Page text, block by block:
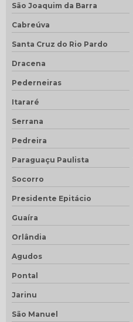
São Joaquim da Barra
Cabreúva
Santa Cruz do Rio Pardo
Dracena
Pederneiras
Itararé
Serrana
Pedreira
Paraguaçu Paulista
Socorro
Presidente Epitácio
Guaíra
Orlândia
Agudos
Pontal
Jarinu
São Manuel